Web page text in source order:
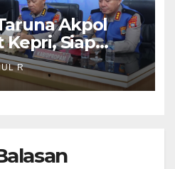
Akpol
Siap
Akpol
2 Juli 2026
R